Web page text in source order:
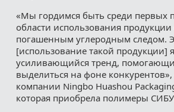
«Мы гордимся быть среди первых
области использования продукции
погашенным углеродным следом.
[использование такой продукции]
усиливающийся тренд,
выделиться на фоне
компании Ningbo Huashou
которая приобрела полимеры